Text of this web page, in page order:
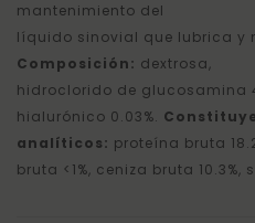
mantenimiento del
líquido sinovial que lubrica y
Composición: dextrosa,
hidroclorido de glucosamina
hialurónico 0.03%.
analíticos: proteína bruta
bruta <1%, ceniza bruta 10.3%,